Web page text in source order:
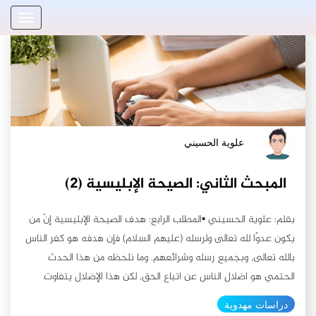
علوية الحسيني
المبحث الثاني: الصيحة الإبليسية (٢)
بقلم: علوية الحسيني ▪️المطلب الرابع: هدف الصيحة الإبليسية إنّ من
يكون عدوًا لله تعالى ولرسله (عليهم السلام) فإن هدفه هو كفر الناس
بالله تعالى, وبجميع رسله وشرائعهم. وما نلحظه من هذا الحدث
الحتمي هو اضلال الناس عن اتباع الحق, لكن هذا الإضلال يتفاوت
دراسات مهدوية